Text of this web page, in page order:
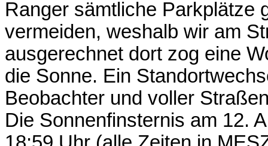
Ranger sämtliche Parkplätze
vermeiden, weshalb wir am
ausgerechnet dort zog eine
die Sonne. Ein
Beobachter und voller
Die Sonnenfinsternis am 12.